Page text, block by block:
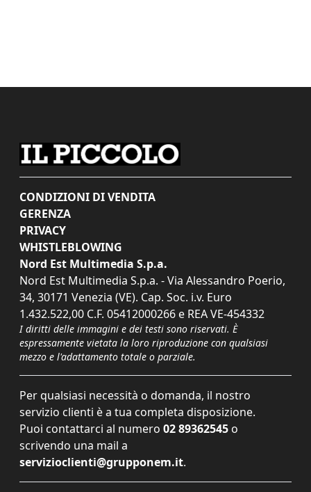
CONDIZIONI DI VENDITA
GERENZA
PRIVACY
WHISTLEBLOWING
Nord Est Multimedia S.p.a.
Nord Est Multimedia S.p.a. - Via Alessandro Poerio,
34, 30171 Venezia (VE). Cap. Soc. i.v. Euro
1.432.522,00 C.F. 05412000266 e REA VE-454332
I diritti delle immagini e dei testi sono riservati. È
espressamente vietata la loro riproduzione con qualsiasi
mezzo e l'adattamento totale o parziale.
Per qualsiasi necessità o domanda, il nostro
servizio clienti è a tua completa disposizione.
Puoi contattarci al numero 02 89362545 o
scrivendo una mail a
servizioclienti@grupponem.it.